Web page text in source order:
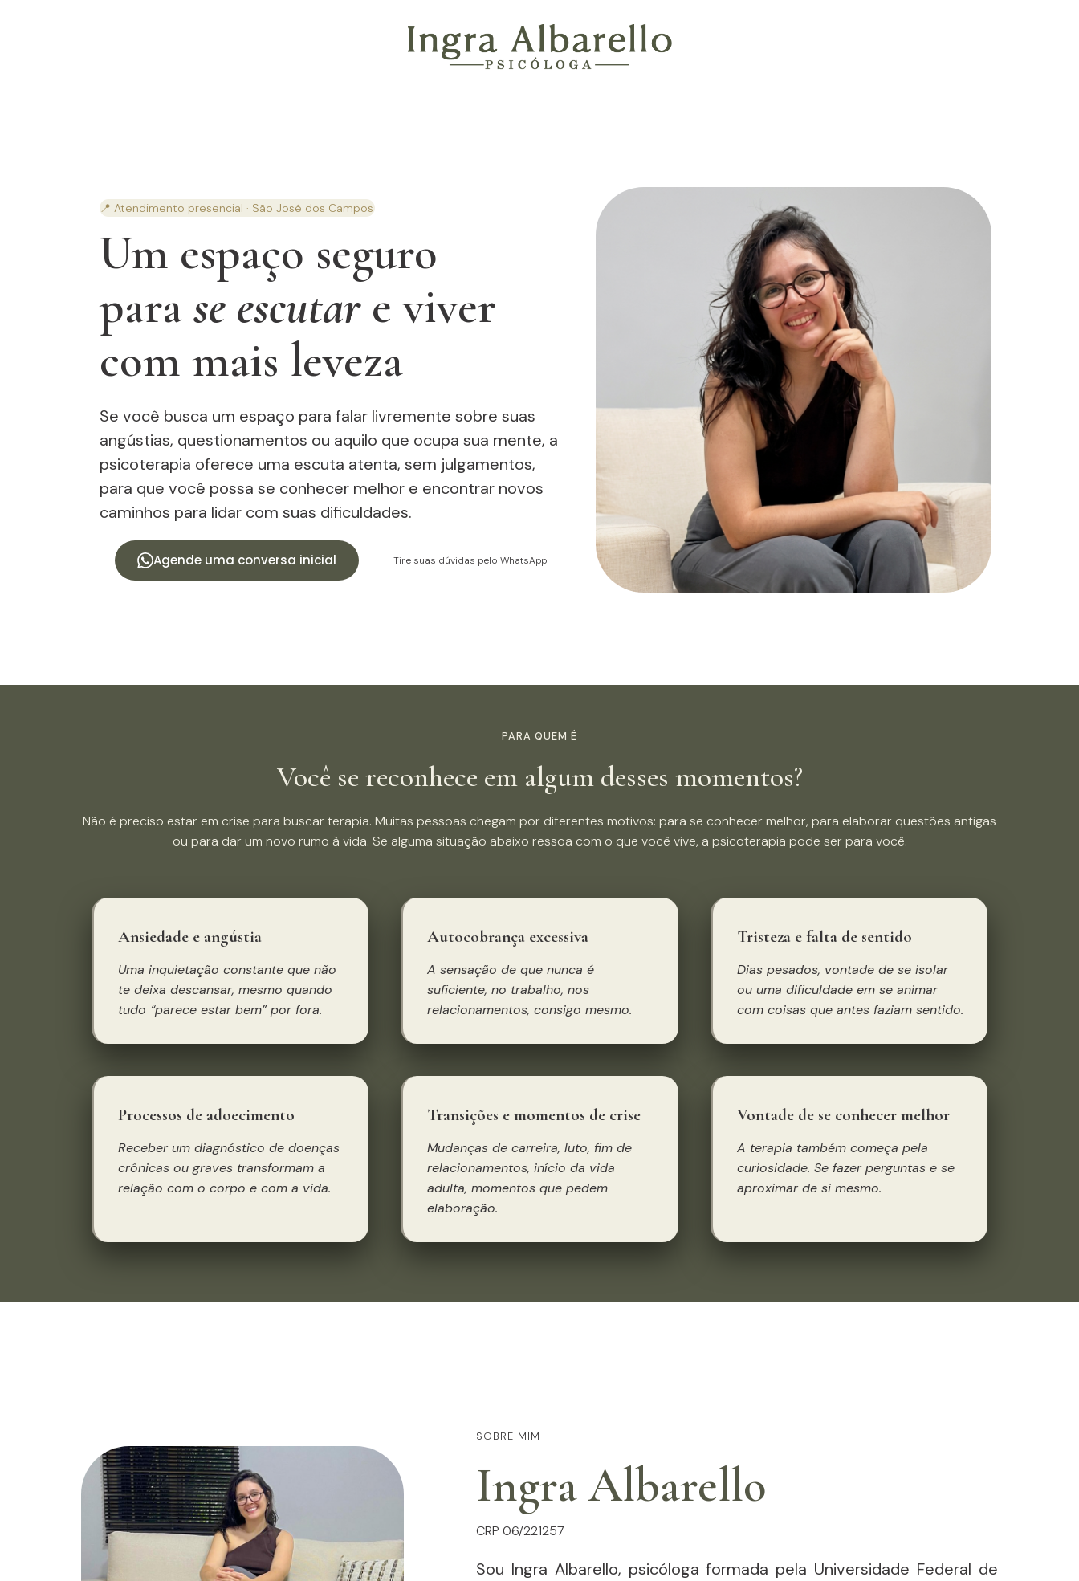
📍 Atendimento presencial · São José dos Campos
Um espaço seguro
parase escutare viver
com mais leveza
Se você busca um espaço para falar livremente sobre suas
angústias, questionamentos ou aquilo que ocupa sua mente, a
psicoterapia oferece uma escuta atenta, sem julgamentos,
para que você possa se conhecer melhor e encontrar novos
caminhos para lidar com suas dificuldades.
Agende uma conversa inicial Tire suas dúvidas pelo WhatsApp
PARA QUEM É
Você se reconhece em algum desses momentos?
Não é preciso estar em crise para buscar terapia. Muitas pessoas chegam por diferentes motivos: para se conhecer melhor, para elaborar questões antigas
ou para dar um novo rumo à vida. Se alguma situação abaixo ressoa com o que você vive, a psicoterapia pode ser para você.
Ansiedade e angústia
Uma inquietação constante que não
te deixa descansar, mesmo quando
tudo “parece estar bem” por fora.
Autocobrança excessiva
A sensação de que nunca é
suficiente, no trabalho, nos
relacionamentos, consigo mesmo.
Tristeza e falta de sentido
Dias pesados, vontade de se isolar
ou uma dificuldade em se animar
com coisas que antes faziam sentido.
Processos de adoecimento
Receber um diagnóstico de doenças
crônicas ou graves transformam a
relação com o corpo e com a vida.
Transições e momentos de crise
Mudanças de carreira, luto, fim de
relacionamentos, início da vida
adulta, momentos que pedem
elaboração.
Vontade de se conhecer melhor
A terapia também começa pela
curiosidade. Se fazer perguntas e se
aproximar de si mesmo.
SOBRE MIM
Ingra Albarello
CRP 06/221257
Sou Ingra Albarello, psicóloga formada pela Universidade Federal de